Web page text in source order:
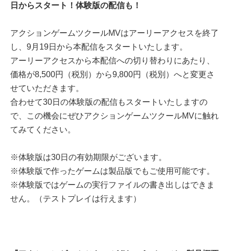
日からスタート！体験版の配信も！
アクションゲームツクールMVはアーリーアクセスを終了
し、9月19日から本配信をスタートいたします。
アーリーアクセスから本配信への切り替わりにあたり、
価格が8,500円（税別）から9,800円（税別）へと変更さ
せていただきます。
合わせて30日の体験版の配信もスタートいたしますの
で、この機会にぜひアクションゲームツクールMVに触れ
てみてください。
※体験版は30日の有効期限がございます。
※体験版で作ったゲームは製品版でもご使用可能です。
※体験版ではゲームの実行ファイルの書き出しはできま
せん。（テストプレイは行えます）